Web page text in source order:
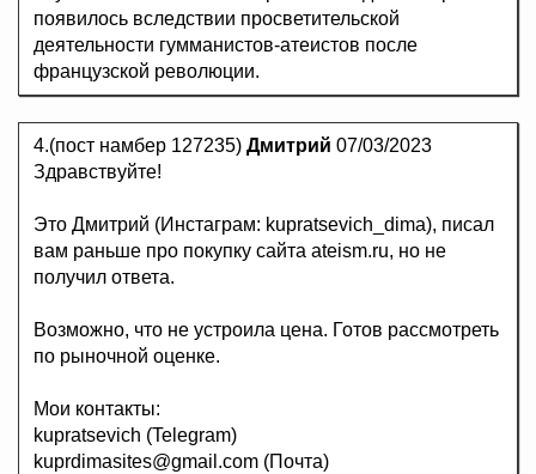
появилось вследствии просветительской
деятельности гумманистов-атеистов после
французской революции.
4.(пост намбер 127235) Дмитрий 07/03/2023
Здравствуйте!
Это Дмитрий (Инстаграм: kupratsevich_dima), писал
вам раньше про покупку сайта ateism.ru, но не
получил ответа.
Возможно, что не устроила цена. Готов рассмотреть
по рыночной оценке.
Мои контакты:
kupratsevich (Telegram)
kuprdimasites@gmail.com (Почта)